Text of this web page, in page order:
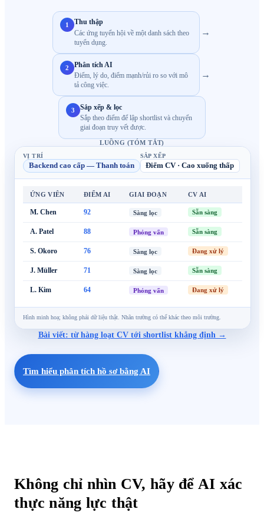
1 Thu thập
Các ứng tuyển hội về một danh sách theo
tuyển dụng.
→
2 Phân tích AI
Điểm, lý do, điểm mạnh/rủi ro so với mô
tả công việc.
→
3 Sắp xếp & lọc
Sắp theo điểm để lập shortlist và chuyển
giai đoạn truy vết được.
LUỒNG (TÓM TẮT)
VỊ TRÍ
Backend cao cấp — Thanh toán
SẮP XẾP
Điểm CV · Cao xuống thấp
ỨNG VIÊN ĐIỂM AI GIAI ĐOẠN CV AI
M. Chen 92 Sàng lọc Sẵn sàng
A. Patel 88 Phỏng vấn Sẵn sàng
S. Okoro 76 Sàng lọc Đang xử lý
J. Müller 71 Sàng lọc Sẵn sàng
L. Kim 64 Phỏng vấn Đang xử lý
Hình minh hoạ; không phải dữ liệu thật. Nhãn trường có thể khác theo môi trường.
Bài viết: từ hàng loạt CV tới shortlist khẳng định →
Tìm hiểu phân tích hồ sơ bằng AI
Không chỉ nhìn CV, hãy để AI xác
thực năng lực thật